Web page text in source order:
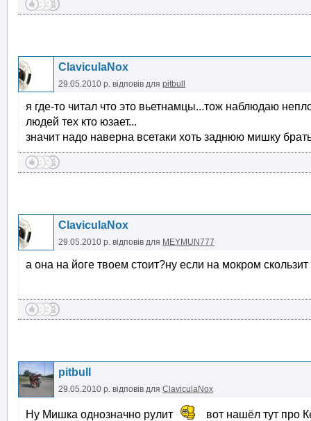
ClaviculaNox
29.05.2010 р. відповів для pitbull
я где-то читал что это вьетнамцы...тож наблюдаю
людей тех кто юзает...
значит надо наверна всетаки хоть заднюю мишку
ClaviculaNox
29.05.2010 р. відповів для MEYMUN777
а она на йоге твоем стоит?ну если на мокром
pitbull
29.05.2010 р. відповів для ClaviculaNox
Ну Мишка однозначно рулит
вот нашёл тут про